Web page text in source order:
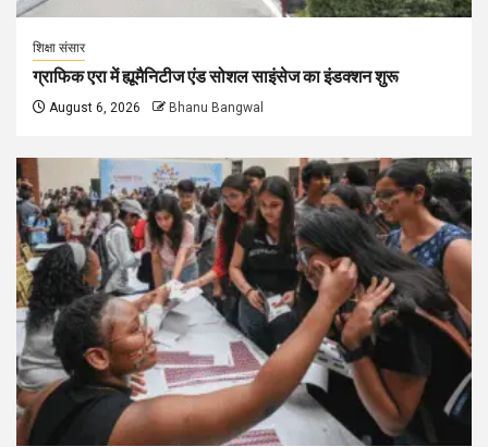
शिक्षा संसार
ग्राफिक एरा में ह्यूमैनिटीज एंड सोशल साइंसेज का इंडक्शन शुरू
August 6, 2026 Bhanu Bangwal